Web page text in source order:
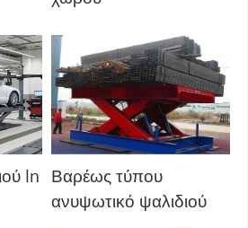
In
Βαρέως τύπου
ανυψωτικό ψαλιδιού